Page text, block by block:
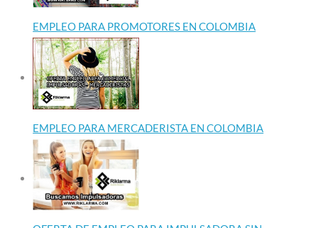
EMPLEO PARA PROMOTORES EN COLOMBIA
EMPLEO PARA MERCADERISTA EN COLOMBIA